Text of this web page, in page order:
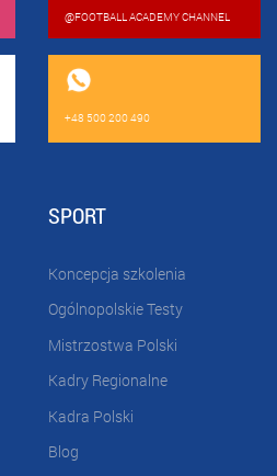
@FOOTBALL ACADEMY CHANNEL
+48 500 200 490
SPORT
Koncepcja szkolenia
Ogólnopolskie Testy
Mistrzostwa Polski
Kadry Regionalne
Kadra Polski
Blog